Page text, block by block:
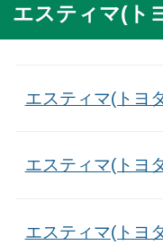
エスティマ(ト
エスティマ(トヨ
エスティマ(トヨ
エスティマ(トヨ